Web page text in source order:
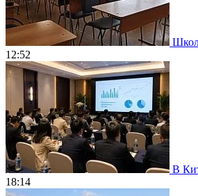
12:52
В
18:14